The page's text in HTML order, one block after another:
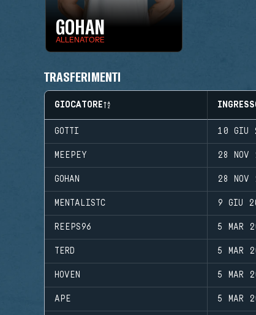
GOHAN
ALLENATORE
TRASFERIMENTI
GIOCATORE
GOTTI 10 GIU
MEEPEY 28 NOV
GOHAN 28 NOV
MENTALISTC 9 GIU
REEPS96 5 MAR
TERD 5 MAR
HOVEN 5 MAR
APE 5 MAR